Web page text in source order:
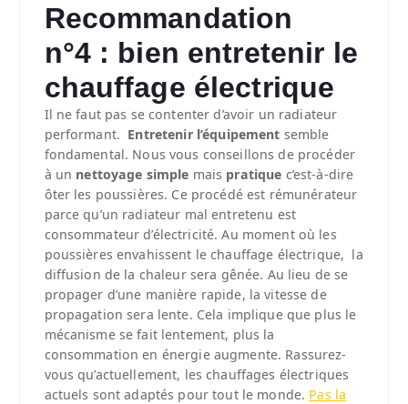
Recommandation
n°4 : bien entretenir le
chauffage électrique
Il ne faut pas se contenter d’avoir un radiateur
performant. Entretenir l’équipement semble
fondamental. Nous vous conseillons de procéder
à un nettoyage simple mais pratique c’est-à-dire
ôter les poussières. Ce procédé est rémunérateur
parce qu’un radiateur mal entretenu est
consommateur d’électricité. Au moment où les
poussières envahissent le chauffage électrique, la
diffusion de la chaleur sera gênée. Au lieu de se
propager d’une manière rapide, la vitesse de
propagation sera lente. Cela implique que plus le
mécanisme se fait lentement, plus la
consommation en énergie augmente. Rassurez-
vous qu’actuellement, les chauffages électriques
actuels sont adaptés pour tout le monde. Pas la